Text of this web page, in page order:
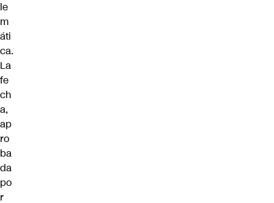
le
m
áti
ca.
La
fe
ch
a,
ap
ro
ba
da
po
r